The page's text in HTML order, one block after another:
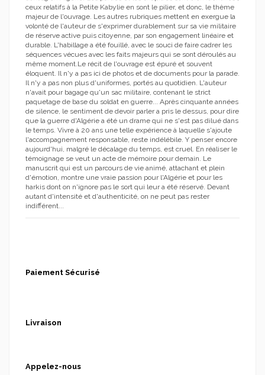
ceux relatifs à la Petite Kabylie en sont le pilier, et donc, le thème
majeur de l'ouvrage. Les autres rubriques mettent en exergue la
volonté de l'auteur de s'exprimer durablement sur sa vie militaire
de réserve active puis citoyenne, par son engagement linéaire et
durable. L'habillage a été fouillé, avec le souci de faire cadrer les
séquences vécues avec les faits majeurs qui se sont déroulés au
même moment.Le récit de l'ouvrage est épuré et souvent
éloquent. Il n'y a pas ici de photos et de documents pour la parade.
Il n'y a pas non plus d'uniformes, portés au quotidien. L'auteur
n'avait pour bagage qu'un sac militaire, contenant le strict
paquetage de base du soldat en guerre... Après cinquante années
de silence, le sentiment de devoir parler a pris le dessus, pour dire
que la guerre d'Algérie a été un drame qui ne s'est pas dilué dans
le temps. Vivre à 20 ans une telle expérience à laquelle s'ajoute
l'accompagnement responsable, reste indélébile. Y penser encore
aujourd'hui, malgré le décalage du temps, est cruel. En réaliser le
témoignage se veut un acte de mémoire pour demain. Le
manuscrit qui est un parcours de vie animé, attachant et plein
d'émotion, montre une vraie passion pour l'Algérie et pour les
harkis dont on n'ignore pas le sort qui leur a été réservé. Devant
autant d'intensité et d'authenticité, on ne peut pas rester
indifférent...
Paiement Sécurisé
Livraison
Appelez-nous